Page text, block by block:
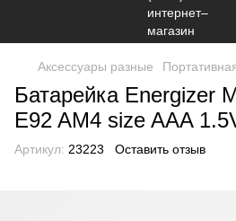
Аксессуары разные
Батарейка Energizer
E92 AM4 size AAA
Артикул: 23223 Оставить отзыв